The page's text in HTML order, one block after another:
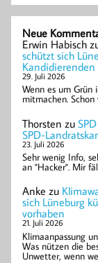
Neue
Erwin Habisch
schützt sich
Kandidierenden
29. Juli 2026
Wenn es um Grün
mitmachen.
Thorsten zu
SPD-
23. Juli 2026
Sehr wenig Info,
an "Hacker". Mir
Anke zu
sich Lüneburg
vorhaben
21. Juli 2026
Klimaanpassung
Was nützen die
Unwetter, wenn